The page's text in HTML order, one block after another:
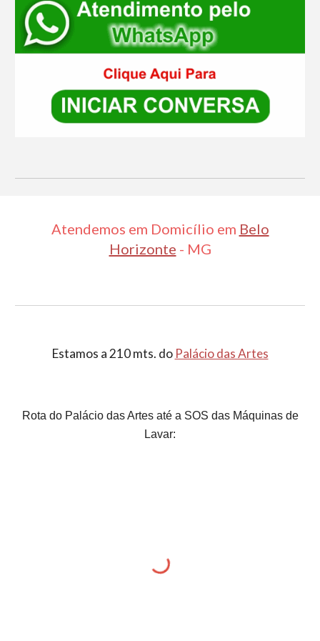
Atendemos em Domicílio em Belo
Horizonte - MG
Estamos a 210 mts. do Palácio das Artes
Rota do Palácio das Artes até a SOS das Máquinas de
Lavar: